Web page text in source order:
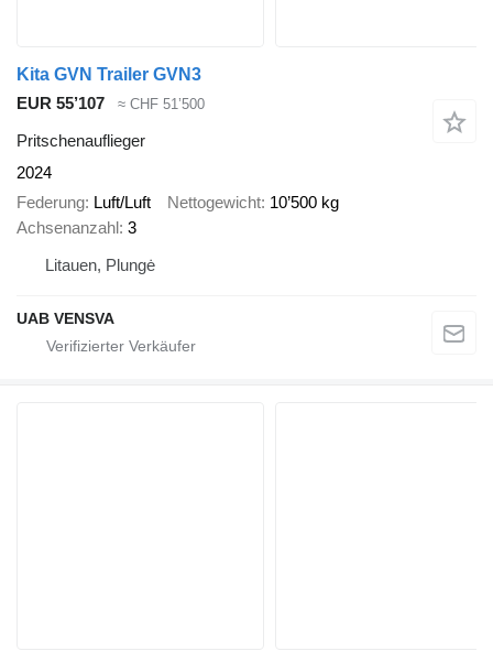
Kita GVN Trailer GVN3
EUR 55’107
≈ CHF 51’500
Pritschenauflieger
2024
Federung Luft/Luft Nettogewicht 10’500 kg
Achsenanzahl 3
Litauen, Plungė
UAB VENSVA